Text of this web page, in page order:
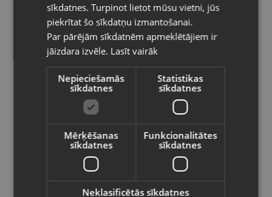
80.00€
/mēn.
Milwaukee M18 CSX
Pasūtījumi tiks piegādāti uz
izvēlēto valsti
Vietnes saturs būs attēlots izvēlētajā
valodā
Valsts
Latviešu / Latvian
sīkdatnes. Turpinot lietot mūsu vietni, jūs
piekrītat šo sīkdatņu izmantošanai.
Par pārējām sīkdatnēm apmeklētājiem ir
jāizdara izvēle. Lasīt vairāk
Nepieciešamās
sīkdatnes
Statistikas
sīkdatnes
Mērķēšanas
sīkdatnes
Funkcionalitātes
sīkdatnes
Neklasificētās sīkdatnes